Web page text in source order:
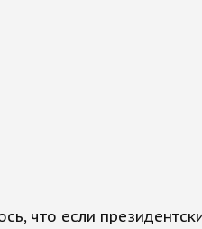
что если